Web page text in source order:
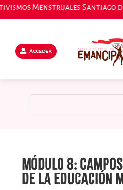
Inscríbete aquí
Acceder
Módulo 8: CAMPOS
DE LA EDUCACIÓN